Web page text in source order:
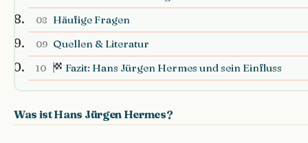
08 Häufige Fragen
09 Quellen & Literatur
10 Fazit: Hans Jürgen Hermes und sein Einfluss
Was ist Hans Jürgen Hermes?